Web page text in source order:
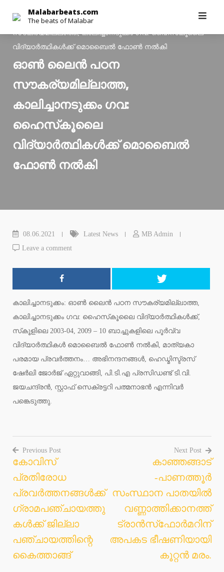
content
Malabarbeats.com
The beats of Malabar
Malabarbeats.com>Latest News
സൗകര്യമില്ലാത്ത, കാലിച്ചാനടുക്കം ഗവ: ഹൈസ്‌കൂലൈ
വിദ്യാര്‍ത്ഥികള്‍ക്ക് മൊബൈല്‍ ഫോണ്‍ നല്‍കി
ഓണ്‍ ലൈന്‍ പഠന
സൗകര്യമില്ലാത്ത,
കാലിച്ചാനടുക്കം ഗവ:
ഹൈസ്‌കൂലൈ
വിദ്യാര്‍ത്ഥികള്‍ക്ക് മൊബൈല്‍
ഫോണ്‍ നല്‍കി
08.06.2021 Latest News
MB Admin
Leave a comment
കാലിച്ചാനടുക്കം: ഓണ്‍ ലൈന്‍ പഠന സൗകര്യമില്ലാത്ത,
കാലിച്ചാനടുക്കം ഗവ: ഹൈസ്‌കൂലൈ വിദ്യാര്‍ത്ഥികള്‍ക്ക്,
സ്‌കൂളിലെ 2003-04, 2009 – 10 ബാച്ചുകളിലെ പൂര്‍വ്വ
വിദ്യാര്‍ത്ഥികള്‍ മൊബൈല്‍ ഫോണ്‍ നല്‍കി, മാത്യകാ
പരമായ പ്രവര്‍ത്തനം… അഭിനന്ദനങ്ങള്‍, ഹെഡ്മിസ്ട്രസ്
ഷേര്‍ലി ജോര്‍ജ് ഏറ്റുവാങ്ങി, പി.ടി.എ പ്രസിഡണ്ട് ടി.വി.
ജയചന്ദ്രന്‍, സ്റ്റാഫ് സെക്രട്ടറി പത്മനാഭന്‍ എന്നിവര്‍
പങ്കെടുത്തു.
Post
navigation
Previous Post
കോവിസ്
പ്രതിരോധ
പ്രവർത്തനങ്ങൾക്ക്
ഗ്രാമപഞ്ചായത്തു
കൾക്ക് ജില്ലാ
പഞ്ചായത്തിന്റെ
കൈത്താങ്ങ്
Next Post
കാഞ്ഞങ്ങാട്
-പാണത്തൂര്‍
സംസ്ഥാന പാതയില്‍
വണ്ണാത്തിക്കാനത്ത്
ട്രാന്‍സ്‌ഫോര്‍മറിന്
അപകട ഭീഷണിയായി
കൂറ്റന്‍ മരം.